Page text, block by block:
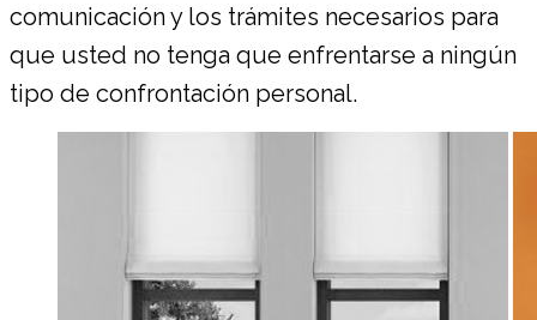
comunicación y los trámites necesarios para
que usted no tenga que enfrentarse a ningún
tipo de confrontación personal.